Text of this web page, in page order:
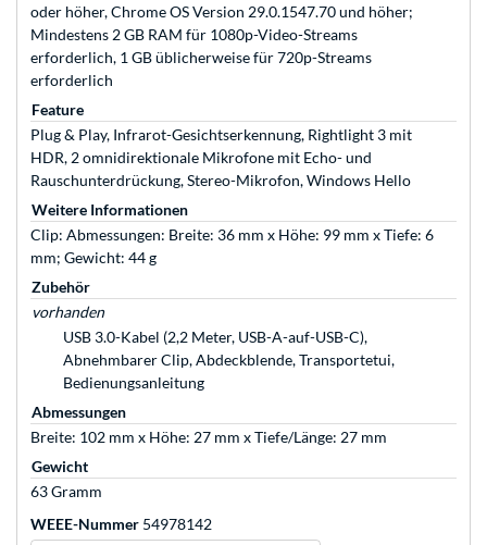
oder höher, Chrome OS Version 29.0.1547.70 und höher;
Mindestens 2 GB RAM für 1080p-Video-Streams
erforderlich, 1 GB üblicherweise für 720p-Streams
erforderlich
Feature
Plug & Play, Infrarot-Gesichtserkennung, Rightlight 3 mit
HDR, 2 omnidirektionale Mikrofone mit Echo- und
Rauschunterdrückung, Stereo-Mikrofon, Windows Hello
Weitere Informationen
Clip: Abmessungen: Breite: 36 mm x Höhe: 99 mm x Tiefe: 6
mm; Gewicht: 44 g
Zubehör
vorhanden
USB 3.0-Kabel (2,2 Meter, USB-A-auf-USB-C),
Abnehmbarer Clip, Abdeckblende, Transportetui,
Bedienungsanleitung
Abmessungen
Breite: 102 mm x Höhe: 27 mm x Tiefe/Länge: 27 mm
Gewicht
63 Gramm
WEEE-Nummer 54978142